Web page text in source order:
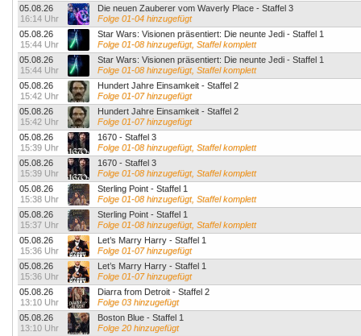
05.08.26
16:14 Uhr
Die neuen Zauberer vom Waverly Place - Staffel 3
Folge 01-04 hinzugefügt
05.08.26
15:44 Uhr
Star Wars: Visionen präsentiert: Die neunte Jedi - Staffel 1
Folge 01-08 hinzugefügt, Staffel komplett
05.08.26
15:44 Uhr
Star Wars: Visionen präsentiert: Die neunte Jedi - Staffel 1
Folge 01-08 hinzugefügt, Staffel komplett
05.08.26
15:42 Uhr
Hundert Jahre Einsamkeit - Staffel 2
Folge 01-07 hinzugefügt
05.08.26
15:42 Uhr
Hundert Jahre Einsamkeit - Staffel 2
Folge 01-07 hinzugefügt
05.08.26
15:39 Uhr
1670 - Staffel 3
Folge 01-08 hinzugefügt, Staffel komplett
05.08.26
15:39 Uhr
1670 - Staffel 3
Folge 01-08 hinzugefügt, Staffel komplett
05.08.26
15:38 Uhr
Sterling Point - Staffel 1
Folge 01-08 hinzugefügt, Staffel komplett
05.08.26
15:37 Uhr
Sterling Point - Staffel 1
Folge 01-08 hinzugefügt, Staffel komplett
05.08.26
15:36 Uhr
Let’s Marry Harry - Staffel 1
Folge 01-07 hinzugefügt
05.08.26
15:36 Uhr
Let’s Marry Harry - Staffel 1
Folge 01-07 hinzugefügt
05.08.26
13:10 Uhr
Diarra from Detroit - Staffel 2
Folge 03 hinzugefügt
05.08.26
13:10 Uhr
Boston Blue - Staffel 1
Folge 20 hinzugefügt